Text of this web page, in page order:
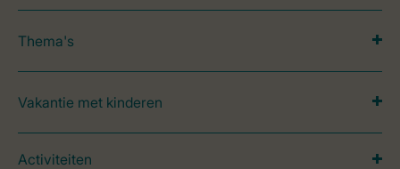
Thema's
Vakantie met kinderen
Activiteiten